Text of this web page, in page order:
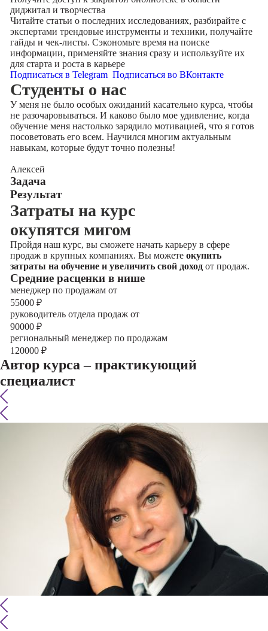
диджитал и творчества
Читайте статьи о последних исследованиях, разбирайте с
экспертами трендовые инструменты и техники, получайте
гайды и чек-листы. Сэкономьте время на поиске
информации, применяйте знания сразу и используйте их
для старта и роста в карьере
Подписаться в Telegram Подписаться во ВКонтакте
Cтуденты о нас
У меня не было особых ожиданий касательно курса, чтобы
не разочаровываться. И каково было мое удивление, когда
обучение меня настолько зарядило мотивацией, что я готов
посоветовать его всем. Научился многим актуальным
навыкам, которые будут точно полезны!
Алексей
Задача
Результат
Затраты на курс
окупятся мигом
Пройдя наш курс, вы сможете начать карьеру в сфере
продаж в крупных компаниях. Вы можете окупить
затраты на обучение и увеличить свой доходот продаж.
Cредние расценки в нише
менеджер по продажам от
55000 ₽
руководитель отдела продаж от
90000 ₽
региональный менеджер по продажам
120000 ₽
Автор курса – практикующий
специалист